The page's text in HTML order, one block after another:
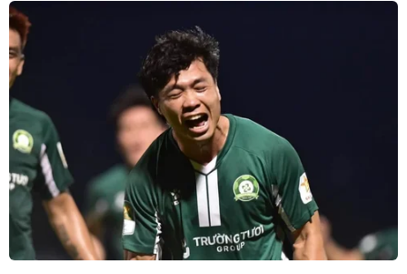
Pháp tiếp nhận 27 phụ nữ Iraq là nạn nhân
của tổ chức IS